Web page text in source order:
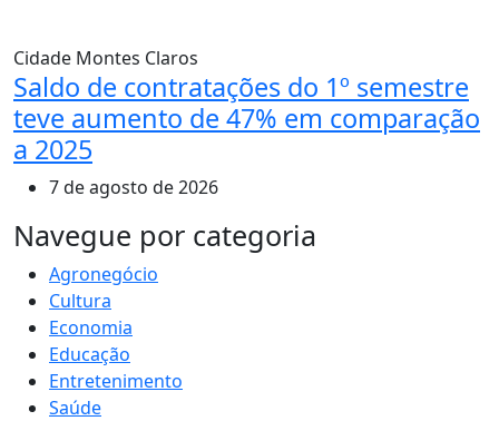
Cidade Montes Claros
Saldo de contratações do 1º semestre
teve aumento de 47% em comparação
a 2025
7 de agosto de 2026
MAIS VISTOS
Navegue por categoria
Agronegócio
Cultura
Economia
Educação
Entretenimento
Saúde